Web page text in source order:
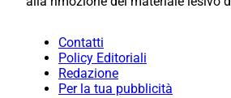
Contatti
Policy Editoriali
Redazione
Per la tua pubblicità